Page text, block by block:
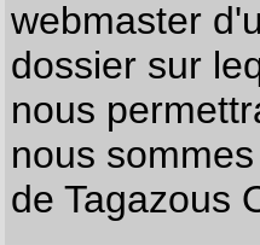
webmaster
dossier sur
nous
nous
de Tagazous